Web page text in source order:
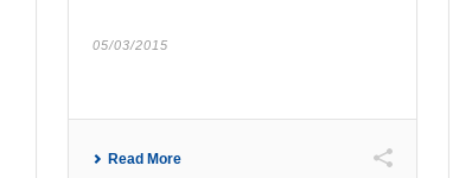
05/03/2015
Read More